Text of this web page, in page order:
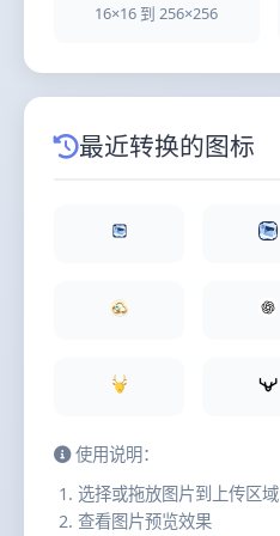
16×16 到 256×256
最近转换的图标
使用说明：
选择或拖放图片到上传区域
查看图片预览效果